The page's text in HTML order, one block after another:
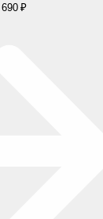
690 ₽